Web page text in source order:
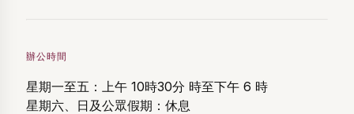
辦公時間
星期一至五：上午 10時30分 時至下午 6 時
星期六、日及公眾假期：休息